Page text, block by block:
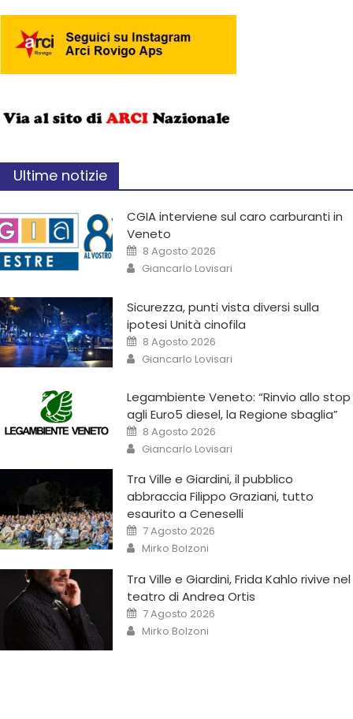
Ultime notizie
CGIA interviene sul caro carburanti in
Veneto
8 Agosto 2026
Giancarlo Lovisari
Sicurezza, punti vista diversi sulla
ipotesi Unità cinofila
8 Agosto 2026
Giancarlo Lovisari
Legambiente Veneto: “Rinvio allo stop
agli Euro5 diesel, la Regione sbaglia”
8 Agosto 2026
Giancarlo Lovisari
Tra Ville e Giardini, il pubblico
abbraccia Filippo Graziani, tutto
esaurito a Ceneselli
7 Agosto 2026
Mirko Bolzoni
Tra Ville e Giardini, Frida Kahlo rivive nel
teatro di Andrea Ortis
7 Agosto 2026
Mirko Bolzoni